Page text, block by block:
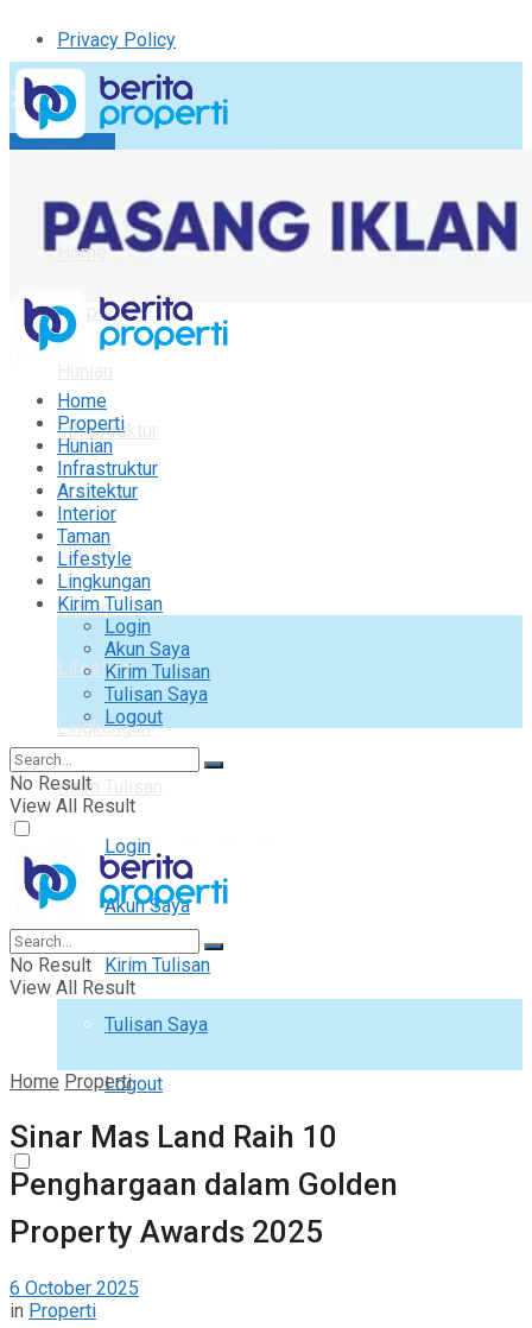
Privacy Policy
Kirim Tulisan
Logout
Home
Properti
Infrastruktur
Arsitektur
Interior
Taman
Lifestyle
Lingkungan
Kirim Tulisan
Login
Akun Saya
Kirim Tulisan
Tulisan Saya
Logout
Home
Properti
Hunian
Infrastruktur
Arsitektur
Interior
Taman
Lifestyle
Lingkungan
Kirim Tulisan
Login
Akun Saya
Kirim Tulisan
Tulisan Saya
Logout
No Result
View All Result
No Result
View All Result
Home Properti
Sinar Mas Land Raih 10
Penghargaan dalam Golden
Property Awards 2025
6 October 2025
in Properti